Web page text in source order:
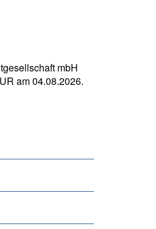
mbH
am 04.08.2026.